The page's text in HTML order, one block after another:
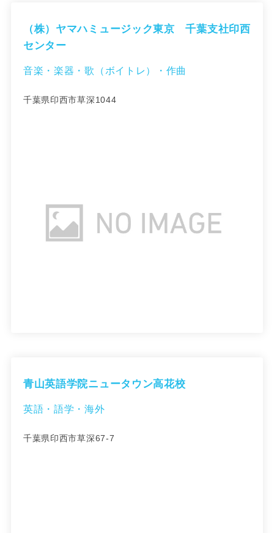
（株）ヤマハミュージック東京 千葉支社印西
センター
音楽・楽器・歌（ボイトレ）・作曲
千葉県印西市草深1044
青山英語学院ニュータウン高花校
英語・語学・海外
千葉県印西市草深67-7